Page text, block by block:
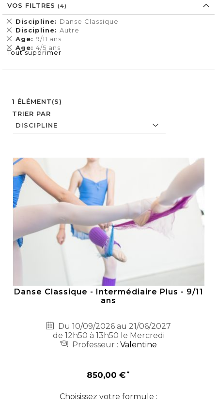
1 ÉLÉMENT(S)
TRIER PAR
Danse Classique - Intermédiaire Plus - 9/11
ans
Du 10/09/2026 au 21/06/2027
de 12h50 à 13h50 le Mercredi
Professeur : Valentine
850,00 €
Choisissez votre formule :
VOS FILTRES
Discipline Danse Classique
Supprimer
cet
Élément
Discipline Autre
Supprimer
cet
Élément
Age 9/11 ans
Supprimer
cet
Élément
Age 4/5 ans
Supprimer
cet
Tout supprimer